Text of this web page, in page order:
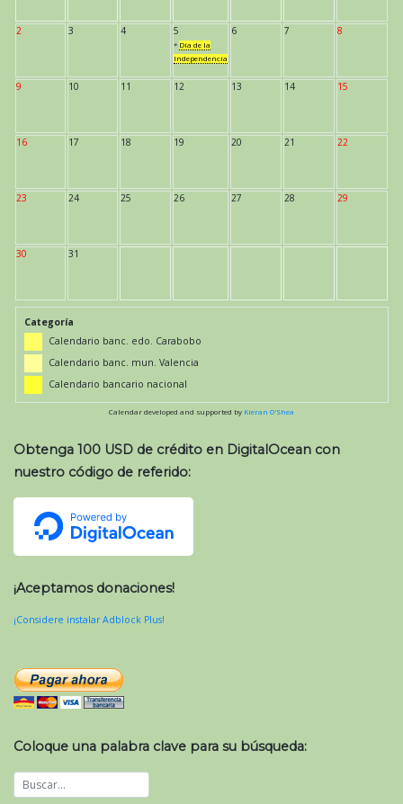
2 3 4 5
* Día de la
Independencia
6 7 8
9 10 11 12 13 14 15
16 17 18 19 20 21 22
23 24 25 26 27 28 29
30 31
Categoría
Calendario banc. edo. Carabobo
Calendario banc. mun. Valencia
Calendario bancario nacional
Calendar developed and supported by Kieran O'Shea
Obtenga 100 USD de crédito en DigitalOcean con
nuestro código de referido:
¡Aceptamos donaciones!
¡Considere instalar Adblock Plus!
Coloque una palabra clave para su búsqueda: